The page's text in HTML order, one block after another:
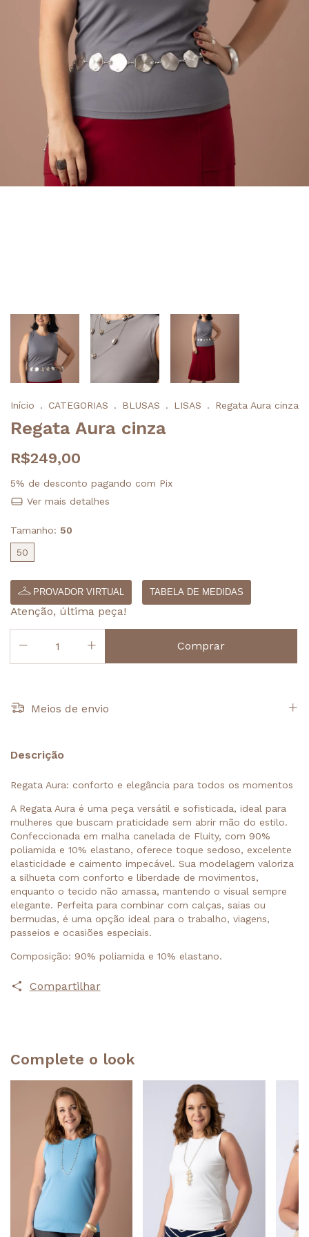
Início . CATEGORIAS . BLUSAS . LISAS . Regata Aura cinza
Regata Aura cinza
R$249,00
5% de desconto pagando com Pix
Ver mais detalhes
Tamanho: 50
50
PROVADOR VIRTUAL TABELA DE MEDIDAS
Atenção, última peça!
Meios de envio
Descrição
Regata Aura: conforto e elegância para todos os momentos
A Regata Aura é uma peça versátil e sofisticada, ideal para
mulheres que buscam praticidade sem abrir mão do estilo.
Confeccionada em malha canelada de Fluity, com 90%
poliamida e 10% elastano, oferece toque sedoso, excelente
elasticidade e caimento impecável. Sua modelagem valoriza
a silhueta com conforto e liberdade de movimentos,
enquanto o tecido não amassa, mantendo o visual sempre
elegante. Perfeita para combinar com calças, saias ou
bermudas, é uma opção ideal para o trabalho, viagens,
passeios e ocasiões especiais.
Composição: 90% poliamida e 10% elastano.
Compartilhar
Complete o look